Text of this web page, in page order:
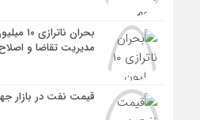
بحران
مدیریت تقاضا و
قیمت نفت در بازار